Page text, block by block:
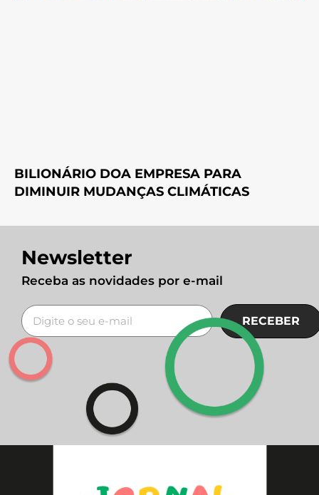
BILIONÁRIO DOA EMPRESA PARA
DIMINUIR MUDANÇAS CLIMÁTICAS
Newsletter
Receba as novidades por e-mail
RECEBER